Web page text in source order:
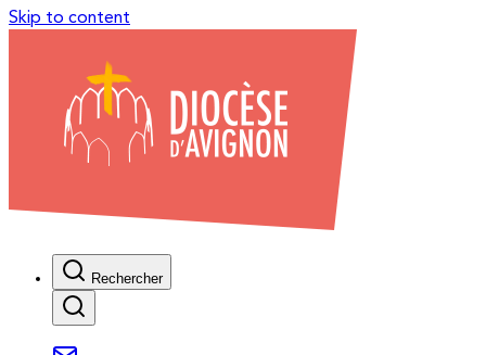
Skip to content
Rechercher